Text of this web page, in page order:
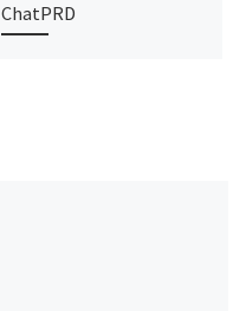
ChatPRD